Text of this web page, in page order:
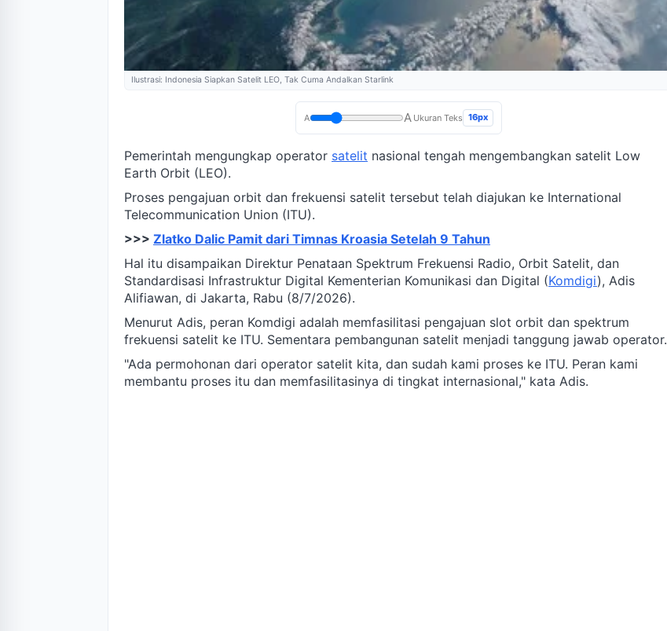
Ilustrasi: Indonesia Siapkan Satelit LEO, Tak Cuma Andalkan Starlink
A A Ukuran Teks 16px
Pemerintah mengungkap operator satelit nasional tengah mengembangkan satelit Low
Earth Orbit (LEO).
Proses pengajuan orbit dan frekuensi satelit tersebut telah diajukan ke International
Telecommunication Union (ITU).
>>> Zlatko Dalic Pamit dari Timnas Kroasia Setelah 9 Tahun
Hal itu disampaikan Direktur Penataan Spektrum Frekuensi Radio, Orbit Satelit, dan
Standardisasi Infrastruktur Digital Kementerian Komunikasi dan Digital (Komdigi), Adis
Alifiawan, di Jakarta, Rabu (8/7/2026).
Menurut Adis, peran Komdigi adalah memfasilitasi pengajuan slot orbit dan spektrum
frekuensi satelit ke ITU. Sementara pembangunan satelit menjadi tanggung jawab operator.
"Ada permohonan dari operator satelit kita, dan sudah kami proses ke ITU. Peran kami
membantu proses itu dan memfasilitasinya di tingkat internasional," kata Adis.